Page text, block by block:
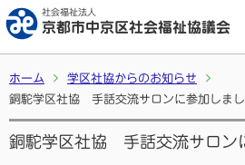
社会福祉法人
京都市中京区社会福祉協議会
ホーム
学区社協からのお知らせ
銅駝学区社協 手話交流サロンに参加しまし
銅駝学区社協 手話交流サロン